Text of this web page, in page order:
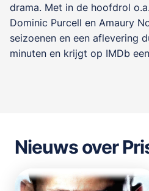
drama. Met in de hoofdrol o.a.
Dominic Purcell en Amaury
seizoenen en een aflevering
minuten en krijgt op IMDb
Nieuws over